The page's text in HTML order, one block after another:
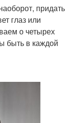
придать
глаз или
о четырех
быть в каждой